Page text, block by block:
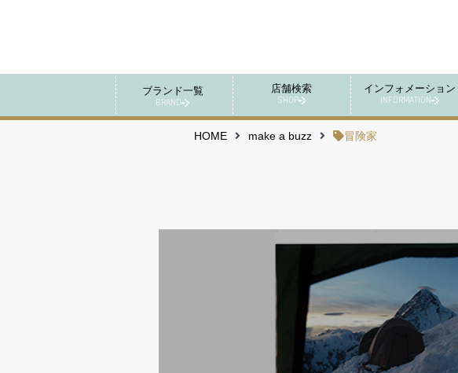
ブランド一覧
BRAND
店舗検索
SHOP
インフォメーション
INFORMATION
HOME make a buzz 冒険家